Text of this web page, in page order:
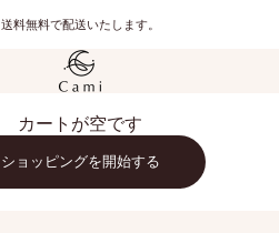
送料無料で配送いたします。
Cami
カートが空です
ショッピングを開始する